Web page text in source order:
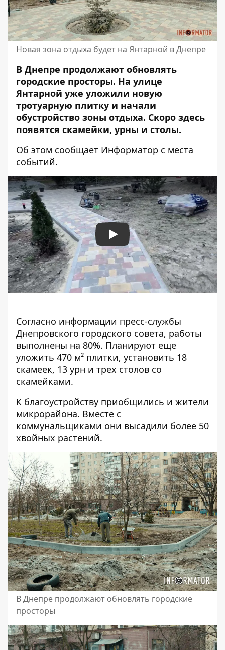
Новая зона отдыха будет на Янтарной в Днепре
В Днепре продолжают обновлять
городские просторы. На улице
Янтарной уже уложили новую
тротуарную плитку и начали
обустройство зоны отдыха. Скоро здесь
появятся скамейки, урны и столы.
Об этом сообщает Информатор с места
событий.
Play
Согласно информации пресс-службы
Днепровского городского совета, работы
выполнены на 80%. Планируют еще
уложить 470 м² плитки, установить 18
скамеек, 13 урн и трех столов со
скамейками.
К благоустройству приобщились и жители
микрорайона. Вместе с
коммунальщиками они высадили более 50
хвойных растений.
В Днепре продолжают обновлять городские
просторы